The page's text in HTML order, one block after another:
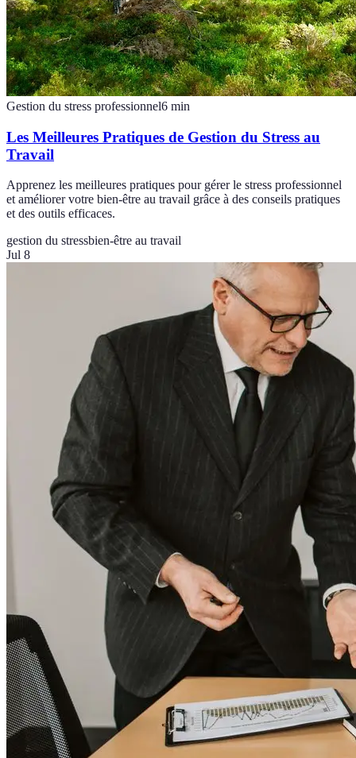
Gestion du stress professionnel6 min
Les Meilleures Pratiques de Gestion du Stress au
Travail
Apprenez les meilleures pratiques pour gérer le stress professionnel
et améliorer votre bien-être au travail grâce à des conseils pratiques
et des outils efficaces.
gestion du stressbien-être au travail
Jul 8